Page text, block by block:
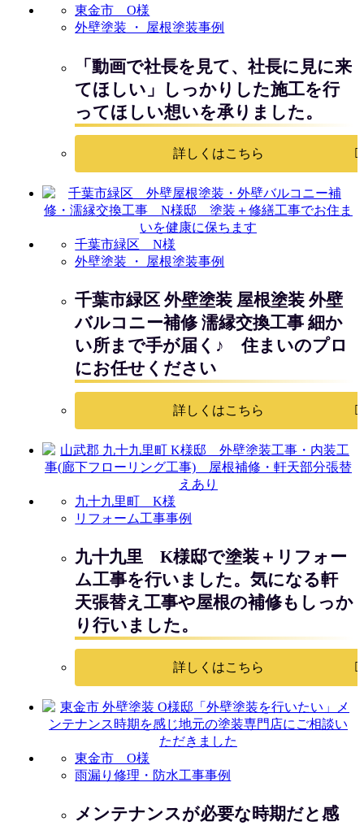
東金市 O様
外壁塗装 ・ 屋根塗装事例
「動画で社長を見て、社長に見に来
てほしい」しっかりした施工を行
ってほしい想いを承りました。
詳しくはこちら
千葉市緑区 N様
外壁塗装 ・ 屋根塗装事例
千葉市緑区 外壁塗装 屋根塗装 外壁
バルコニー補修 濡縁交換工事 細か
い所まで手が届く♪ 住まいのプロ
にお任せください
詳しくはこちら
九十九里町 K様
リフォーム工事事例
九十九里 K様邸で塗装＋リフォー
ム工事を行いました。気になる軒
天張替え工事や屋根の補修もしっか
り行いました。
詳しくはこちら
東金市 O様
雨漏り修理・防水工事事例
メンテナンスが必要な時期だと感